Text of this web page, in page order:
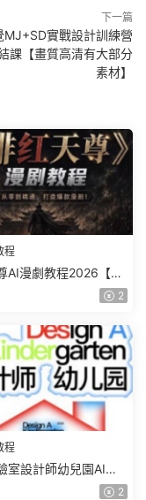
下一篇
MJ+SD實戰設計訓練營
課【畫質高清有大部分
素材】
程
AI漫劇教程2026【畫
2
程
室設計師幼兒園AI軟
2025【畫質不錯有素
2